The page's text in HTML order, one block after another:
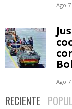
Ago
Ago
RECIENTE